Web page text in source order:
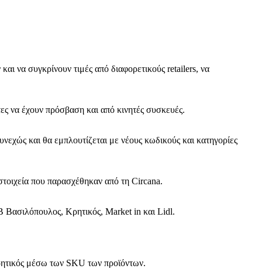
να συγκρίνουν τιμές από διαφορετικούς retailers, να
να έχουν πρόσβαση και από κινητές συσκευές.
και θα εμπλουτίζεται με νέους κωδικούς και κατηγορίες
που παρασχέθηκαν από τη Circana.
Κρητικός, Market in και Lidl.
μέσω των SKU των προϊόντων.